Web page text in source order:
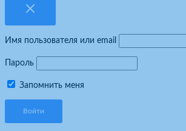
Имя пользователя или email
Пароль
Запомнить меня